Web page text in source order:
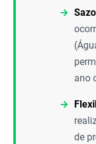
ano
de